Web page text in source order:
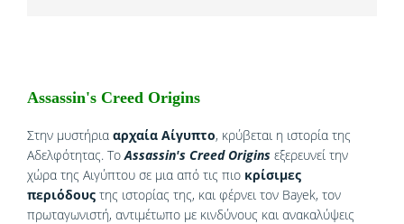
Assassin's Creed Origins
Στην μυστήρια αρχαία Αίγυπτο, κρύβεται η ιστορία της
Αδελφότητας. Το Assassin's Creed Origins εξερευνεί την
χώρα της Αιγύπτου σε μια από τις πιο κρίσιμες
περιόδους της ιστορίας της, και φέρνει τον Bayek, τον
πρωταγωνιστή, αντιμέτωπο με κινδύνους και ανακαλύψεις